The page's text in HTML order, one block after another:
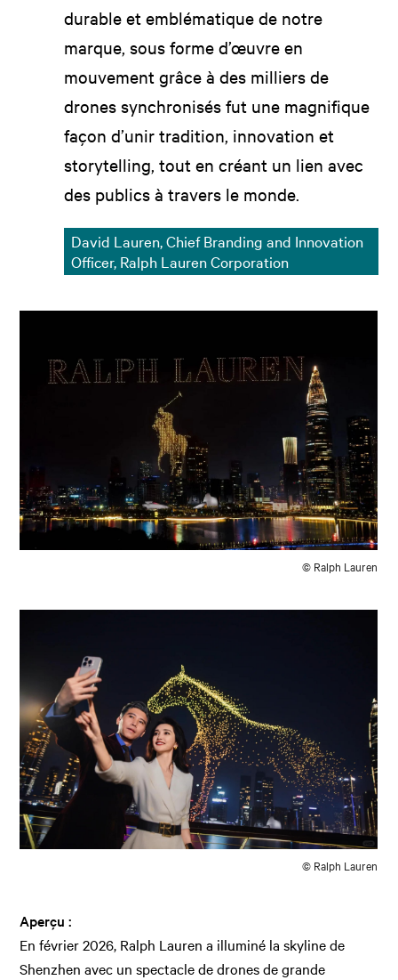
durable et emblématique de notre
marque, sous forme d’œuvre en
mouvement grâce à des milliers de
drones synchronisés fut une magnifique
façon d’unir tradition, innovation et
storytelling, tout en créant un lien avec
des publics à travers le monde.
David Lauren, Chief Branding and Innovation
Officer, Ralph Lauren Corporation
© Ralph Lauren
© Ralph Lauren
Aperçu :
En février 2026, Ralph Lauren a illuminé la skyline de
Shenzhen avec un spectacle de drones de grande